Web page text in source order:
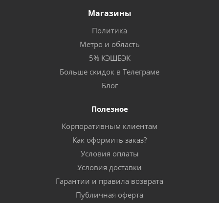
Магазины
Политика
Метро и область
5% КЭШБЭК
Больше скидок в Телеграме
Блог
Полезное
Корпоративным клиентам
Как оформить заказ?
Условия оплаты
Условия доставки
Гарантии и правила возврата
Публичная оферта